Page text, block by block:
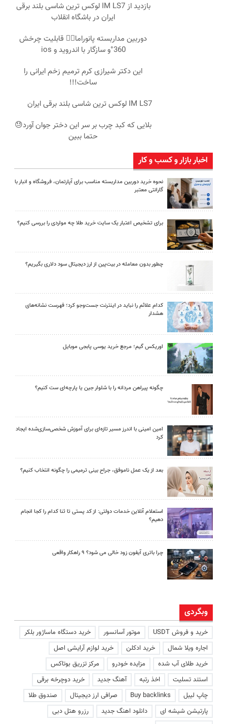
بازدید از IM LS7 لوکس ترین شاسی بلند برقی
ایران در باشگاه انقلاب
دوربین مداربسته پانوراما👈🏻 قابلیت چرخش
360°و سازگار با اندروید و ios
این دکتر شیرازی کرم ترمیم زخم ایرانی را
ساخت!!!
IM LS7 لوکس ترین شاسی بلند برقی ایران
بلایی که کبد چرب بر سر این دختر جوان آورد😓
حتما ببین
اخبار بازار و کسب و کار
نحوه خرید دوربین مداربسته مناسب برای آپارتمان، فروشگاه و انبار با
گارانتی معتبر
برای تشخیص اعتبار یک سایت خرید طلا چه مواردی را بررسی کنیم؟
چطور بدون معامله در بیت‌پین از ارز دیجیتال سود دلاری بگیریم؟
کدام علائم را نباید در اینترنت جست‌وجو کرد؛ فهرست نشانه‌های
هشدار
اوریکس گیم؛ مرجع خرید یوسی پابجی موبایل
چگونه پیراهن مردانه را با شلوار جین یا پارچه‌ای ست کنیم؟
امین امینی با اندرز مسیر تازه‌ای برای آموزش شخصی‌سازی‌شده ایجاد
کرد
بعد از یک عمل ناموفق، جراح بینی ترمیمی را چگونه انتخاب کنیم؟
استعلام آنلاین خدمات دولتی: از کد پستی تا ثنا کدام را کجا انجام
دهیم؟
چرا باتری آیفون زود خالی می شود؟ ۹ راهکار واقعی
وبگردی
خرید و فروش USDT موتور آسانسور
خرید دستگاه ماساژور بلکر
اجاره ویلا شمال
خرید ادکلن
خرید لوازم آرایشی اصل
خرید طلای آب شده
مزایده خودرو
مرکز تزریق بوتاکس
استند تسلیت
اخذ رتبه آهنگ جدید
خرید دوچرخه برقی
چاپ لیبل
Buy backlinks صرافی ارز دیجیتال
صندوق طلا
پارتیشن شیشه ای
دانلود اهنگ جدید
رزرو هتل دبی